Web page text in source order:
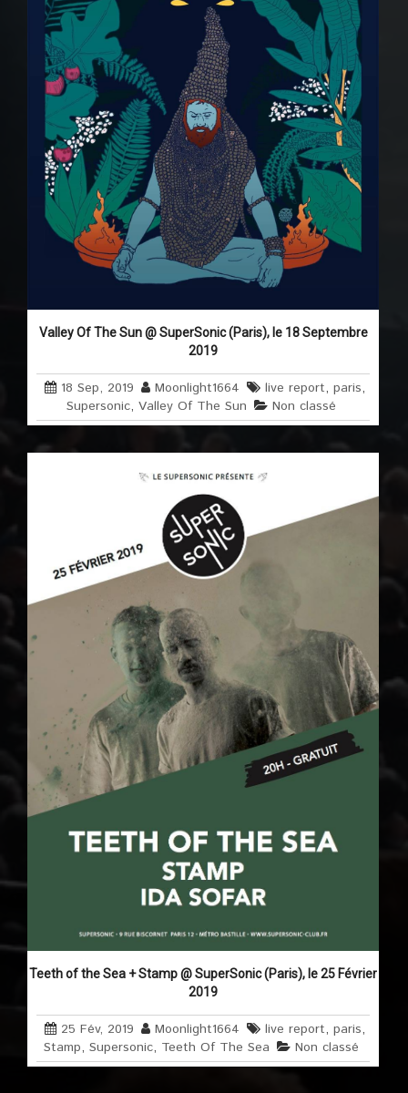
Valley Of The Sun @ SuperSonic (Paris), le 18 Septembre
2019
18 Sep, 2019 Moonlight1664 live report,paris,
Supersonic,Valley Of The Sun Non classé
Teeth of the Sea + Stamp @ SuperSonic (Paris), le 25 Février
2019
25 Fév, 2019 Moonlight1664 live report,paris,
Stamp,Supersonic, Teeth Of The Sea Non classé